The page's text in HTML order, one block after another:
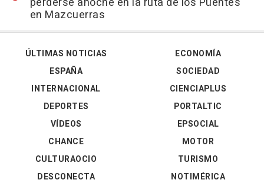
en Mazcuerras
ÚLTIMAS NOTICIAS
ESPAÑA
INTERNACIONAL
DEPORTES
VÍDEOS
ECONOMÍA
SOCIEDAD
CIENCIAPLUS
PORTALTIC
EPSOCIAL
CHANCE
CULTURAOCIO
DESCONECTA
MOTOR
TURISMO
NOTIMÉRICA